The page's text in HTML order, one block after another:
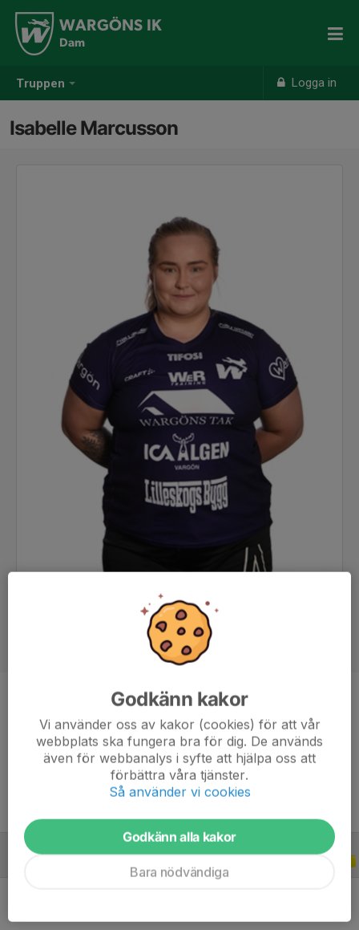
Truppen Logga in
WARGÖNS IK
Dam
Isabelle Marcusson
Målvakt
Ålder
28 år
Tidigare klubbar
IK Rössö, VIF
Godkänn kakor
Vi använder oss av kakor (cookies) för att vår
webbplats ska fungera bra för dig. De används
även för webbanalys i syfte att hjälpa oss att
förbättra våra tjänster.
Så använder vi cookies
Godkänn alla kakor
Bara nödvändiga